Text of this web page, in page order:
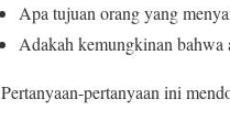
Apa tujuan orang yang
Adakah kemungkinan bahwa
Pertanyaan-pertanyaan ini